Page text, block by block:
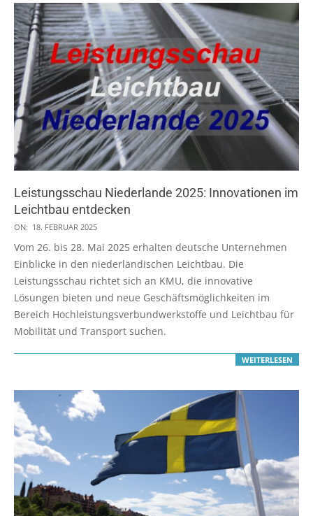
Leistungsschau Niederlande 2025: Innovationen im
Leichtbau entdecken
2025-
02-
18
ON: 18. FEBRUAR 2025
Vom 26. bis 28. Mai 2025 erhalten deutsche Unternehmen
Einblicke in den niederländischen Leichtbau. Die
Leistungsschau richtet sich an KMU, die innovative
Lösungen bieten und neue Geschäftsmöglichkeiten im
Bereich Hochleistungsverbundwerkstoffe und Leichtbau für
Mobilität und Transport suchen.
WEITERLESEN